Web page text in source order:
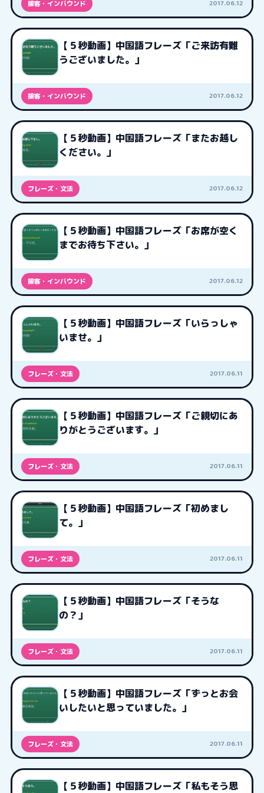
接客・インバウンド 2017.06.12
【５秒動画】中国語フレーズ「ご来訪有難
うございました。」
接客・インバウンド 2017.06.12
【５秒動画】中国語フレーズ「またお越し
ください。」
フレーズ・文法 2017.06.12
【５秒動画】中国語フレーズ「お席が空く
までお待ち下さい。」
接客・インバウンド 2017.06.12
【５秒動画】中国語フレーズ「いらっしゃ
いませ。」
フレーズ・文法 2017.06.11
【５秒動画】中国語フレーズ「ご親切にあ
りがとうございます。」
フレーズ・文法 2017.06.11
【５秒動画】中国語フレーズ「初めまし
て。」
フレーズ・文法 2017.06.11
【５秒動画】中国語フレーズ「そうな
の？」
フレーズ・文法 2017.06.11
【５秒動画】中国語フレーズ「ずっとお会
いしたいと思っていました。」
フレーズ・文法 2017.06.11
【５秒動画】中国語フレーズ「私もそう思